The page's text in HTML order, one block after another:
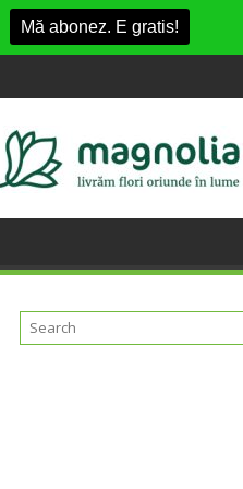
10 milioane de pasageri